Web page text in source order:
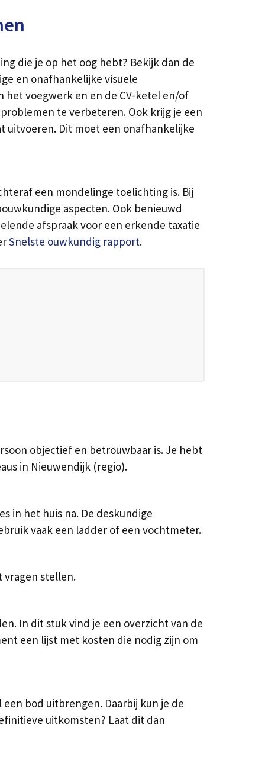
die je op het oog hebt? Bekijk dan de
en onafhankelijke visuele
het voegwerk en en de CV-ketel en/of
te verbeteren. Ook krijg je een
uitvoeren. Dit moet een onafhankelijke
een mondelinge toelichting is. Bij
aspecten. Ook benieuwd
afspraak voor een erkende taxatie
Snelste ouwkundig rapport.
objectief en betrouwbaar is. Je hebt
in Nieuwendijk (regio).
in het huis na. De deskundige
vaak een ladder of een vochtmeter.
vragen stellen.
In dit stuk vind je een overzicht van de
een lijst met kosten die nodig zijn om
bod uitbrengen. Daarbij kun je de
uitkomsten? Laat dit dan